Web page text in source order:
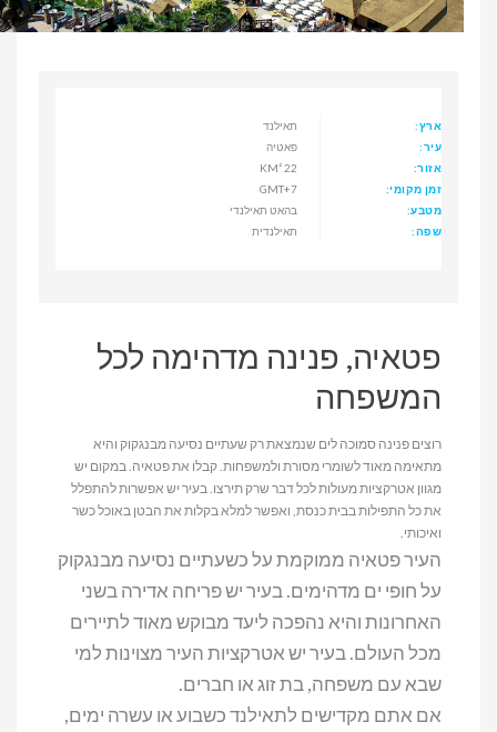
ארץ:
תאילנד
עיר:
פאטיה
אזור:
22 KM²
זמן מקומי:
GMT+7
מטבע:
בהאט תאילנדי
שפה:
תאילנדית
פטאיה, פנינה מדהימה לכל
המשפחה
רוצים פנינה סמוכה לים שנמצאת רק שעתיים נסיעה מבנגקוק והיא
מתאימה מאוד לשומרי מסורת ולמשפחות. קבלו את פטאיה. במקום יש
מגוון אטרקציות מעולות לכל דבר שרק תירצו. בעיר יש אפשרות להתפלל
את כל התפילות בבית כנסת, ואפשר למלא בקלות את הבטן באוכל כשר
ואיכותי.
העיר פטאיה ממוקמת על כשעתיים נסיעה מבנגקוק
על חופי ים מדהימים. בעיר יש פריחה אדירה בשני
האחרונות והיא נהפכה ליעד מבוקש מאוד לתיירים
מכל העולם. בעיר יש אטרקציות העיר מצוינות למי
שבא עם משפחה, בת זוג או חברים.
אם אתם מקדישים לתאילנד כשבוע או עשרה ימים,